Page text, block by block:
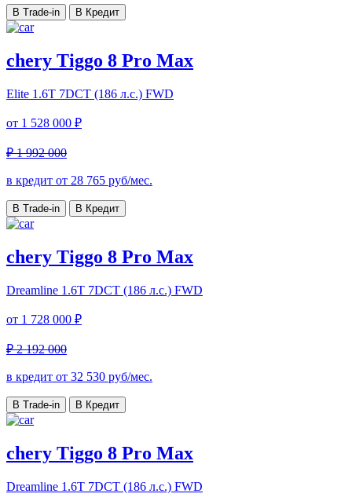
В Trade-in В Кредит
chery Tiggo 8 Pro Max
Elite 1.6T 7DCT (186 л.с.) FWD
от 1 528 000 ₽
₽ 1 992 000
в кредит от 28 765 руб/мес.
В Trade-in В Кредит
chery Tiggo 8 Pro Max
Dreamline 1.6T 7DCT (186 л.с.) FWD
от 1 728 000 ₽
₽ 2 192 000
в кредит от 32 530 руб/мес.
В Trade-in В Кредит
chery Tiggo 8 Pro Max
Dreamline 1.6T 7DCT (186 л.с.) FWD